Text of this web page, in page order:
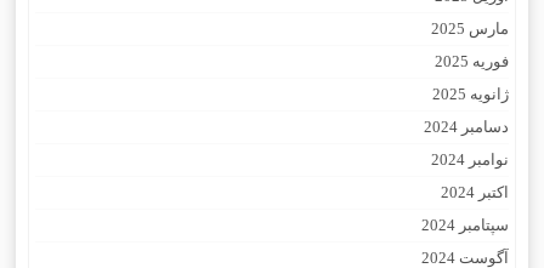
مارس 2025
فوریه 2025
ژانویه 2025
دسامبر 2024
نوامبر 2024
اکتبر 2024
سپتامبر 2024
آگوست 2024